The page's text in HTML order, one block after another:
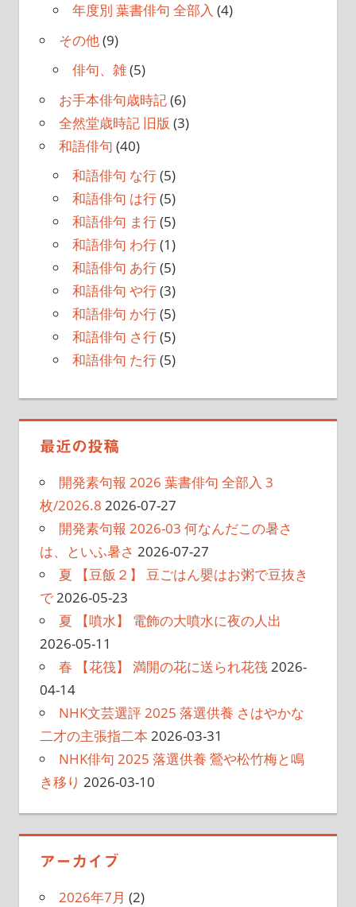
年度別 葉書俳句 全部入 (4)
その他(9)
俳句、雑(5)
お手本俳句歳時記(6)
全然堂歳時記 旧版 (3)
和語俳句 (40)
和語俳句 な行(5)
和語俳句 は行(5)
和語俳句 ま行(5)
和語俳句 わ行(1)
和語俳句 あ行(5)
和語俳句 や行(3)
和語俳句 か行(5)
和語俳句 さ行(5)
和語俳句 た行(5)
最近の投稿
開発素句報 2026 葉書俳句 全部入 3
枚/2026.8 2026-07-27
開発素句報 2026-03 何なんだこの暑さ
は、といふ暑さ 2026-07-27
夏 【豆飯２】 豆ごはん嬰はお粥で豆抜き
で2026-05-23
夏 【噴水】 電飾の大噴水に夜の人出
2026-05-11
春 【花筏】 満開の花に送られ花筏2026-
04-14
NHK文芸選評 2025 落選供養 さはやかな
二才の主張指二本 2026-03-31
NHK俳句 2025 落選供養 鶯や松竹梅と鳴
き移り 2026-03-10
アーカイブ
2026年7月 (2)